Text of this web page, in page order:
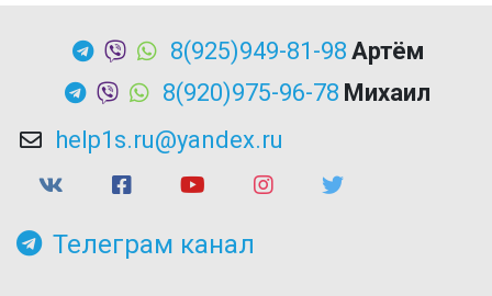
8(925)949-81-98 Артём
8(920)975-96-78 Михаил
help1s.ru@yandex.ru
Телеграм канал